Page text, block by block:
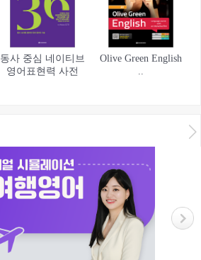
동사 중심 네이티브
영어표현력 사전
Olive Green English